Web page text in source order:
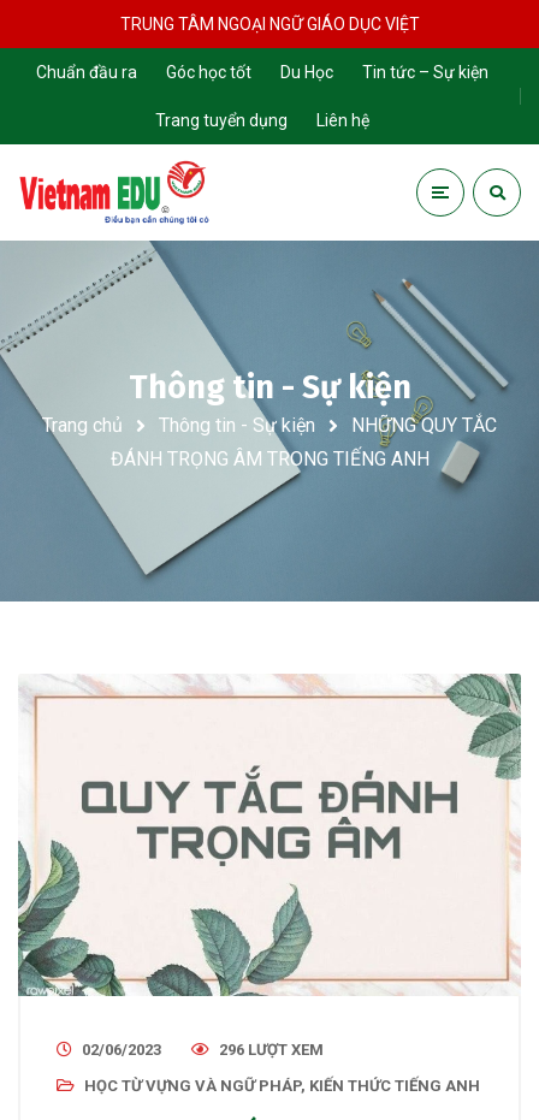
TRUNG TÂM NGOẠI NGỮ GIÁO DỤC VIỆT
Chuẩn đầu ra Góc học tốt Du Học Tin tức – Sự kiện
Trang tuyển dụng Liên hệ
Thông tin - Sự kiện
Trang chủ Thông tin - Sự kiện
NHỮNG QUY TẮC
ĐÁNH TRỌNG ÂM TRONG TIẾNG ANH
02/06/2023
296 LƯỢT XEM
HỌC TỪ VỰNG VÀ NGỮ PHÁP, KIẾN THỨC TIẾNG ANH